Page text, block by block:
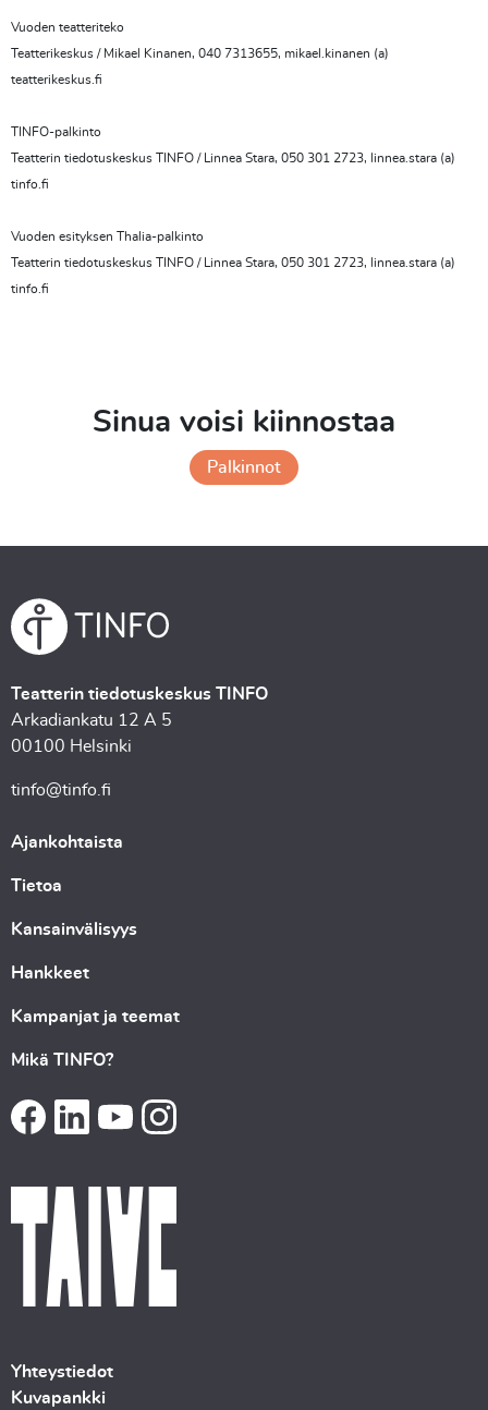
Vuoden teatteriteko
Teatterikeskus / Mikael Kinanen, 040 7313655, mikael.kinanen (a)
teatterikeskus.fi
TINFO-palkinto
Teatterin tiedotuskeskus TINFO / Linnea Stara, 050 301 2723, linnea.stara (a)
tinfo.fi
Vuoden esityksen Thalia-palkinto
Teatterin tiedotuskeskus TINFO / Linnea Stara, 050 301 2723, linnea.stara (a)
tinfo.fi
Sinua voisi kiinnostaa
Palkinnot
Teatterin tiedotuskeskus TINFO
Arkadiankatu 12 A 5
00100 Helsinki
tinfo@tinfo.fi
Ajankohtaista
Tietoa
Kansainvälisyys
Hankkeet
Kampanjat ja teemat
Mikä TINFO?
Yhteystiedot
Kuvapankki